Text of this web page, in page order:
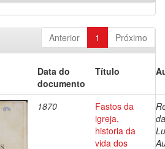
Anterior 1 Próximo
Data do
documento
Título
1870
Fastos da
igreja,
historia da
vida dos